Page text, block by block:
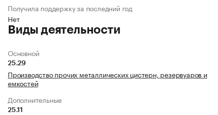
Получила поддержку за последний год
Нет
Виды деятельности
Основной
25.29
Производство прочих металлических цистерн, резервуаров и
емкостей
Дополнительные
25.11